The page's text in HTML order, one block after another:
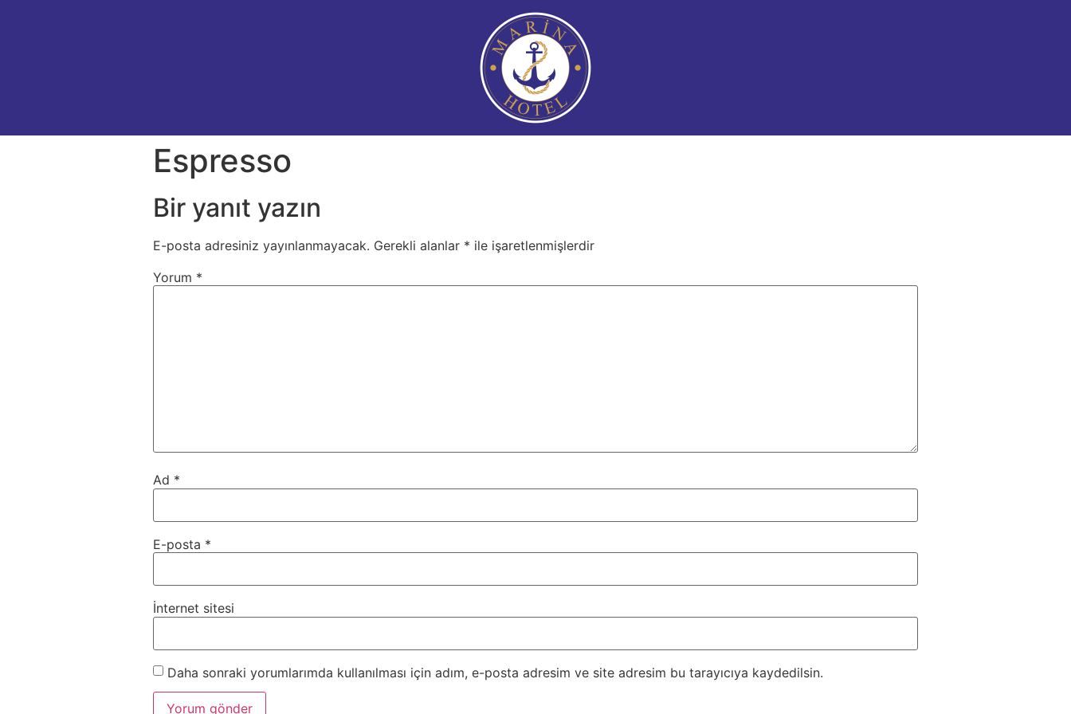
Espresso
Bir yanıt yazın
E-posta adresiniz yayınlanmayacak. Gerekli alanlar * ile işaretlenmişlerdir
Yorum *
Ad *
E-posta *
İnternet sitesi
Daha sonraki yorumlarımda kullanılması için adım, e-posta adresim ve site adresim bu tarayıcıya kaydedilsin.